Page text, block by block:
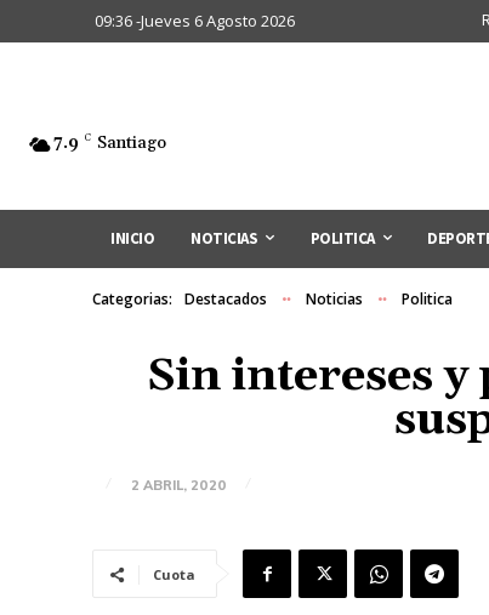
09:36 -Jueves 6 Agosto 2026
7.9 C Santiago
INICIO NOTICIAS POLITICA
Categorias: Destacados Noticias Politica
Sin intereses
2 ABRIL, 2020
Cuota